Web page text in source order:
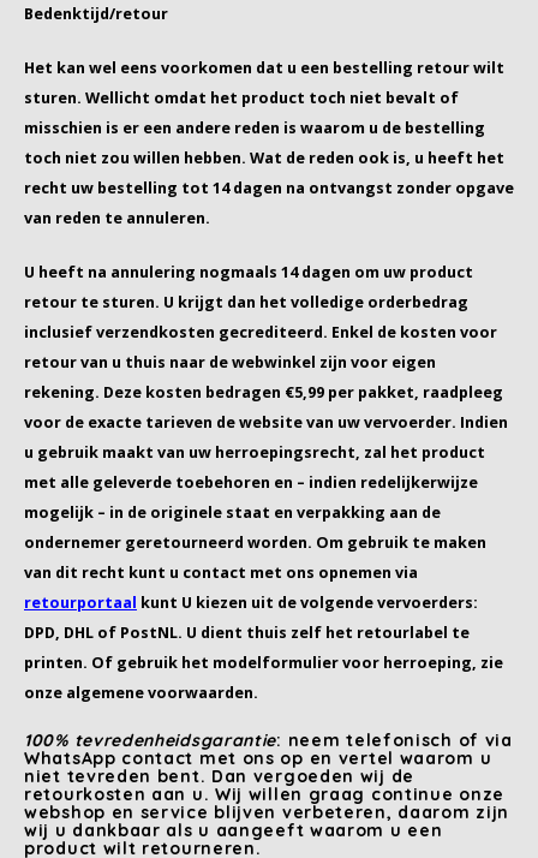
Café intención
Caffè Izzo
Caffè Vergnano
Chicco d'oro
Dallmayr
Davidoff
Delta
De Roccis
Douwe Egberts
Eduscho
Eilles
Gima Caffé
Gimoka
Melitta
Segafredo
Senseo
E.S.E. koffiepads (44 mm)
Eduscho
Eilles
Gala
Gorilla
Jacobs
Lavazza
Melitta
Minges
Mövenpick
Pellini
Segafredo
Swisso Kaffee
Soepen
100% Arabica koffie
Bedenktijd/retour
Het kan wel eens voorkomen dat u een bestelling retour wilt
sturen. Wellicht omdat het product toch niet bevalt of
misschien is er een andere reden is waarom u de bestelling
toch niet zou willen hebben. Wat de reden ook is, u heeft het
recht uw bestelling tot 14 dagen na ontvangst zonder opgave
van reden te annuleren.
U heeft na annulering nogmaals 14 dagen om uw product
retour te sturen. U krijgt dan het volledige orderbedrag
inclusief verzendkosten gecrediteerd. Enkel de kosten voor
retour van u thuis naar de webwinkel zijn voor eigen
rekening. Deze kosten bedragen €5,99 per pakket, raadpleeg
voor de exacte tarieven de website van uw vervoerder. Indien
u gebruik maakt van uw herroepingsrecht, zal het product
met alle geleverde toebehoren en – indien redelijkerwijze
mogelijk – in de originele staat en verpakking aan de
ondernemer geretourneerd worden. Om gebruik te maken
van dit recht kunt u contact met ons opnemen via
retourportaal kunt U kiezen uit de volgende vervoerders:
DPD, DHL of PostNL. U dient thuis zelf het retourlabel te
printen. Of gebruik het modelformulier voor herroeping, zie
onze algemene voorwaarden.
100% tevredenheidsgarantie: neem telefonisch of via
WhatsApp contact met ons op en vertel waarom u
niet tevreden bent. Dan vergoeden wij de
retourkosten aan u. Wij willen graag continue onze
webshop en service blijven verbeteren, daarom zijn
wij u dankbaar als u aangeeft waarom u een
product wilt retourneren.